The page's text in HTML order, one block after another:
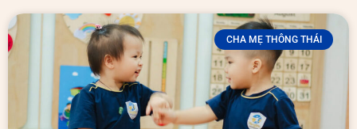
CHA MẸ THÔNG THÁI